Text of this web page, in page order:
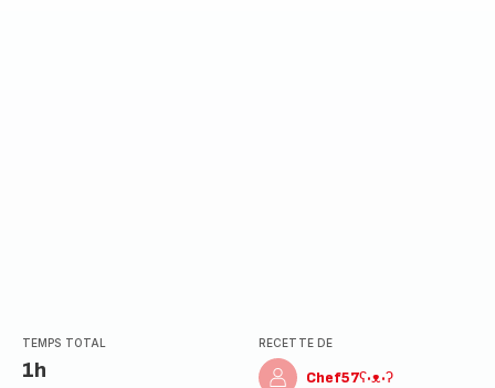
TEMPS TOTAL
1h
RECETTE DE
Chef57ʕ·ᴥ·ʔ